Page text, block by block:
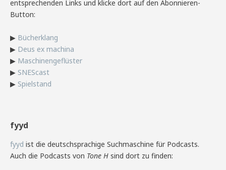
entsprechenden Links und klicke dort auf den Abonnieren-
Button:
▶ Bücherklang
▶ Deus ex machina
▶ Maschinengeflüster
▶ SNEScast
▶ Spielstand
fyyd
fyyd ist die deutschsprachige Suchmaschine für Podcasts.
Auch die Podcasts von Tone H sind dort zu finden: